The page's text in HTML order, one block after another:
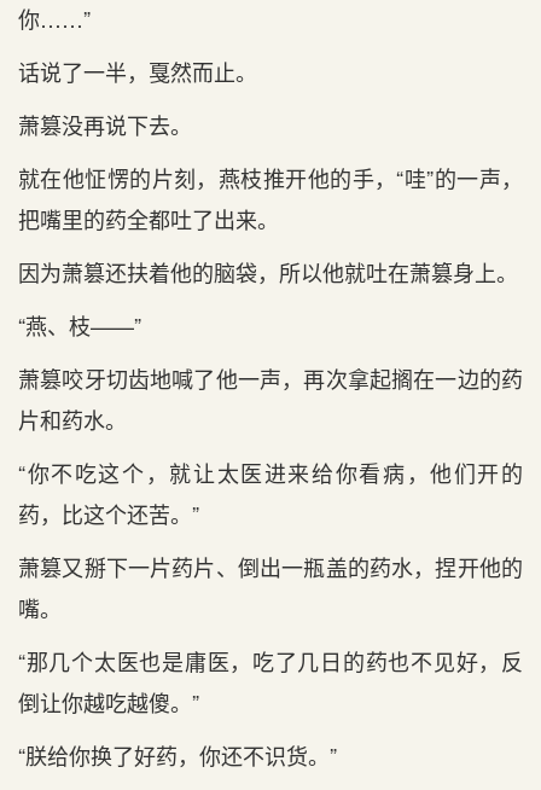
你……”
话说了一半，戛然而止。
萧篡没再说下去。
就在他怔愣的片刻，燕枝推开他的手，“哇”的一声，
把嘴里的药全都吐了出来。
因为萧篡还扶着他的脑袋，所以他就吐在萧篡身上。
“燕、枝——”
萧篡咬牙切齿地喊了他一声，再次拿起搁在一边的药
片和药水。
“你不吃这个，就让太医进来给你看病，他们开的
药，比这个还苦。”
萧篡又掰下一片药片、倒出一瓶盖的药水，捏开他的
嘴。
“那几个太医也是庸医，吃了几日的药也不见好，反
倒让你越吃越傻。”
“朕给你换了好药，你还不识货。”